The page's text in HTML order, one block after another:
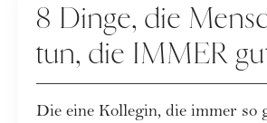
8 Dinge, die
tun, die IMMER
riechen
Die eine Kollegin, die immer so